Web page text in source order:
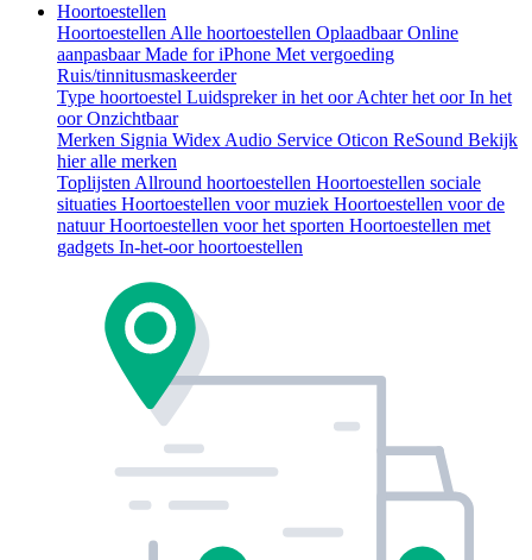
Hoortoestellen
HoortoestellenAlle hoortoestellen OplaadbaarOnline
aanpasbaarMade for iPhone Met vergoeding
Ruis/tinnitusmaskeerder
Type hoortoestel Luidspreker in het oorAchter het oorIn het
oorOnzichtbaar
Merken Signia WidexAudio Service Oticon ReSound Bekijk
hier alle merken
ToplijstenAllround hoortoestellen Hoortoestellen sociale
situaties Hoortoestellen voor muziek Hoortoestellen voor de
natuurHoortoestellen voor het sporten Hoortoestellen met
gadgets In-het-oor hoortoestellen